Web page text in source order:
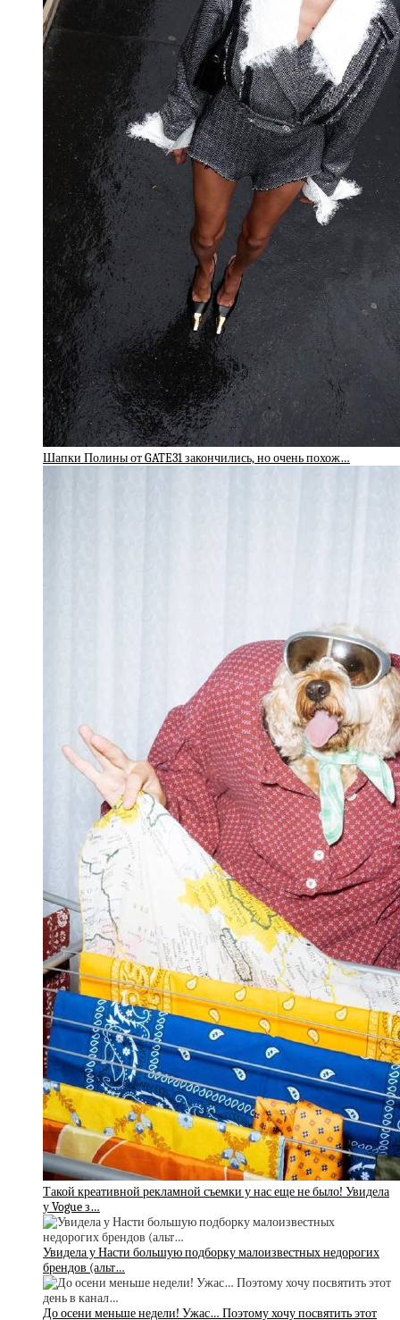
Шапки Полины от GATE31 закончились, но очень похож…
Такой креативной рекламной съемки у нас еще не было! Увидела
у Vogue з…
Увидела у Насти большую подборку малоизвестных недорогих
брендов (альт…
До осени меньше недели! Ужас… Поэтому хочу посвятить этот